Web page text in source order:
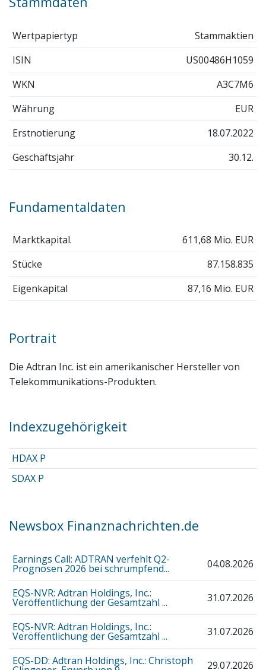
Wertpapiertyp
Stammaktien
ISIN
US00486H1059
WKN
A3C7M6
Währung
EUR
Erstnotierung
18.07.2022
Geschäftsjahr
30.12.
Fundamentaldaten
Marktkapital.
611,68 Mio. EUR
Stücke
87.158.835
Eigenkapital
87,16 Mio. EUR
Portrait
Die Adtran Inc. ist ein amerikanischer Hersteller von
Telekommunikations-Produkten.
Indexzugehörigkeit
HDAX P
SDAX P
Newsbox Finanznachrichten.de
Earnings Call: ADTRAN verfehlt Q2-
Prognosen 2026 bei schrumpfend... 04.08.2026
EQS-NVR: Adtran Holdings, Inc.:
Veröffentlichung der Gesamtzahl ... 31.07.2026
EQS-NVR: Adtran Holdings, Inc.:
Veröffentlichung der Gesamtzahl ... 31.07.2026
EQS-DD: Adtran Holdings, Inc.: Christoph 29.07.2026